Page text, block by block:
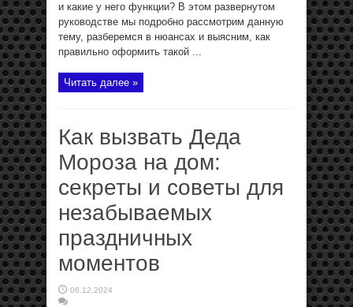
и какие у него функции? В этом развернутом
руководстве мы подробно рассмотрим данную
тему, разберемся в нюансах и выясним, как
правильно оформить такой ...
Читать далее »
Как вызвать Деда
Мороза на дом:
секреты и советы для
незабываемых
праздничных
моментов
06.12.2024